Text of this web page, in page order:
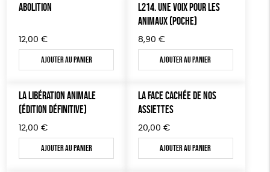
L214 MAG
CARTES
BROCHURES
OUTILS ÉDUCATIFS
MON JOURNAL ANIMAL
Par défaut
Nouveauté
Prix : du - cher au + cher
Disponibilité
0 € - 50 €
50 € - 100 €
150 € - 200 €
Plus de 200€
Mots clés
Oeko-Tex OEKO-Tex, PETA approuved vegan
ABOLITION
12,00 €
Ajouter au panier
L214. UNE VOIX POUR LES
ANIMAUX (POCHE)
8,90 €
Ajouter au panier
LA LIBÉRATION ANIMALE
(ÉDITION DÉFINITIVE)
12,00 €
Ajouter au panier
LA FACE CACHÉE DE NOS
ASSIETTES
20,00 €
Ajouter au panier